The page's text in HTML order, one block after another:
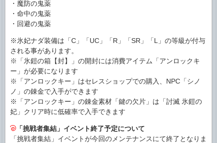
・魔防の鬼薬
・命中の鬼薬
・回避の鬼薬
※氷妃ナダ装備は「C」「UC」「R」「SR」「L」の等級が付与
される事があります。
※「氷鎧の箱【封】」の開封には消費アイテム「アンロックキ
ー」が必要になります
※「アンロックキー」はセレスショップでの購入、NPC「シノ
ノ」の錬金で入手ができます
※「アンロックキー」の錬金素材「鍵の欠片」は「討滅 氷鎧の
妃」クリア時に低確率で入手できます
「挑戦者集結」イベント終了予定について
「挑戦者集結」イベントが今回のメンテナンスにて終了となりま